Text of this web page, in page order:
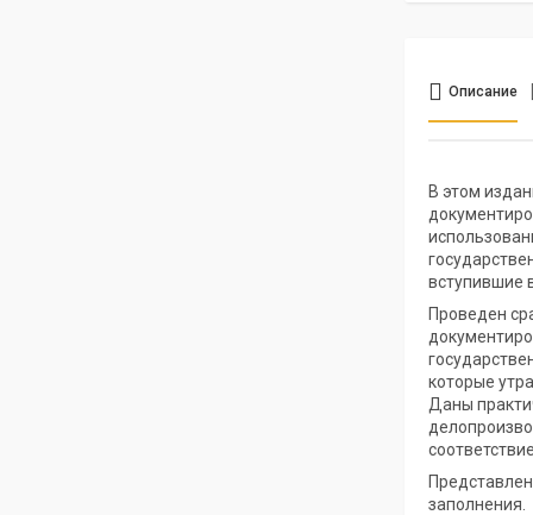
Описание
В этом
вступившие
Проведен
которые
Даны
заполнения.